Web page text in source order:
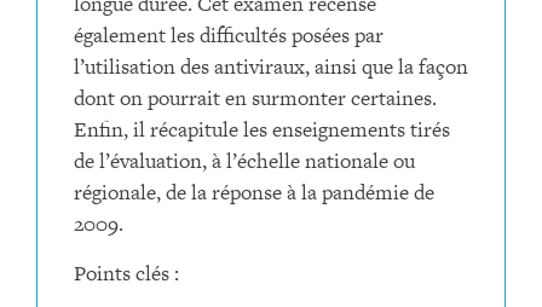
également les difficultés posées par
l’utilisation des antiviraux, ainsi que la façon
dont on pourrait en surmonter certaines.
Enfin, il récapitule les enseignements tirés
de l’évaluation, à l’échelle nationale ou
régionale, de la réponse à la pandémie de
2009.
Points clés :